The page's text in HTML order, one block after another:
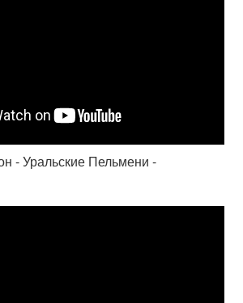
- Уральские Пельмени -